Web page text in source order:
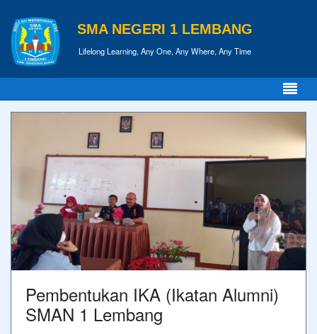
SMA NEGERI 1 LEMBANG
Lifelong Learning, Any One, Any Where, Any Time
Pembentukan IKA (Ikatan Alumni)
SMAN 1 Lembang